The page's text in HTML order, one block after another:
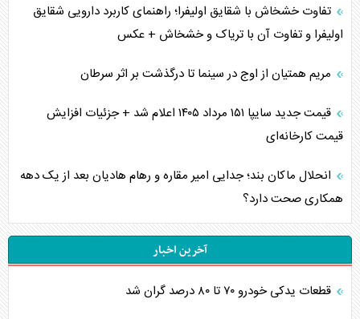
تفاوت خشخاش با شقایق اولیفرا؛ راهنمای کاربرد دارویی شقایق
اولیفرا و تفاوت آن با تریاک و خشخاش + عکس
مریم همتیان از اوج در سینما تا درگذشت بر اثر سرطان
قیمت جدید سایپا ۱۵۱ مرداد ۱۴۰۵ اعلام شد + جزئیات افزایش
قیمت کارخانه‌ای
انحلال ماکان بند؛ جدایی امیر مقاره و رهام هادیان بعد از یک دهه
همکاری صحت دارد؟
آخرین اخبار
قطعات یدکی خودرو ۷۰ تا ۸۰ درصد گران شد